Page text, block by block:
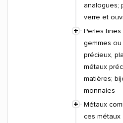
analogues;
verre et
Perles
gemmes ou
précieux,
métaux
matières;
monnaies
Métaux
ces métaux